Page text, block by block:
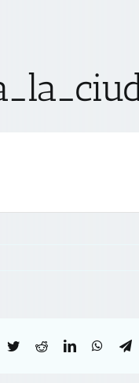
TwitterRedditLinkedIn